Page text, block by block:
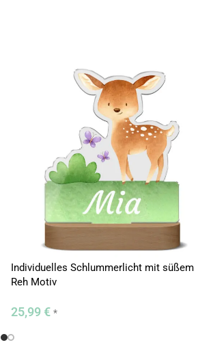
Individuelles Schlummerlicht mit süßem
Reh Motiv
25,99 € *